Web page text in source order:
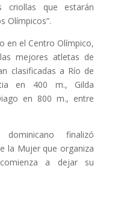
que estarán
Olímpicos”.
en el Centro Olímpico,
mejores atletas de
clasificadas a Río de
en 400 m., Gilda
en 800 m., entre
finalizó
la Mujer que organiza
a dejar su